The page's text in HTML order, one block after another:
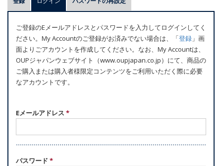
ラ
マ
リ
ー
タ
ブ
ご登録のEメールアドレスとパスワードを入力してログインしてく
ださい。My Accountのご登録がお済みでない場合は、「登録 」画
面よりごアカウントを作成してください。なお、My Accountは、
OUPジャパンウェブサイト（www.oupjapan.co.jp）にて、商品の
ご購入または購入者様限定コンテンツをご利用いただく際に必要
なアカウントです。
Eメールアドレス *
パスワード *